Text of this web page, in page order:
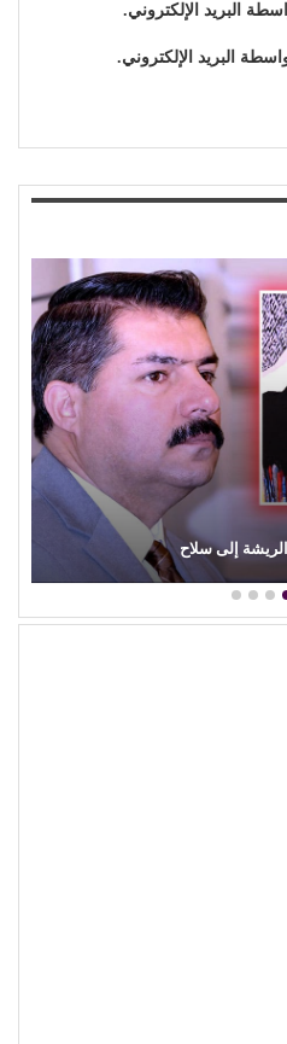
البريد الإلكتروني.
البريد الإلكتروني.
إلى سلاح